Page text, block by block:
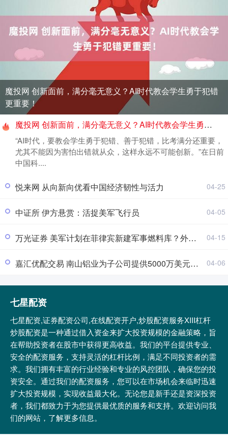
魔投网 创新面前，满分毫无意义？AI时代教会学生勇于犯错
更重要！
魔投网 创新面前，满分毫无意义？AI时代教会学生勇于犯错更重要！
“AI时代，要教会学生勇于犯错、善于犯错，比考满分还重要，
尤其不能因为害怕出错就从众，这样永远不可能创新。”在日前
中国科....
悦来网 从向新向优看中国经济韧性与活力 04-25
中证所 伊方悬赏：活捉美军飞行员 04-05
万光证券 美军计划在菲律宾新建军事燃料库？外交部回应 04-15
嘉汇优配交易 南山铝业为子公司提供5000万美元担保展期 04-06
七星配资
七星配资,证券配资公司,在线配资开户,炒股配资服务XIII‌杠杆
炒股配资是一种通过借入资金来扩大投资规模的金融策略，旨
在帮助投资者在股市中获得更高收益。我们的平台提供专业、
安全的配资服务，支持灵活的杠杆比例，满足不同投资者的需
求。我们拥有丰富的行业经验和专业的风控团队，确保您的投
资安全。通过我们的配资服务，您可以在市场机会来临时迅速
扩大投资规模，实现收益最大化。无论您是新手还是资深投资
者，我们都致力于为您提供最优质的服务和支持。欢迎访问我
们的网站，了解更多信息。